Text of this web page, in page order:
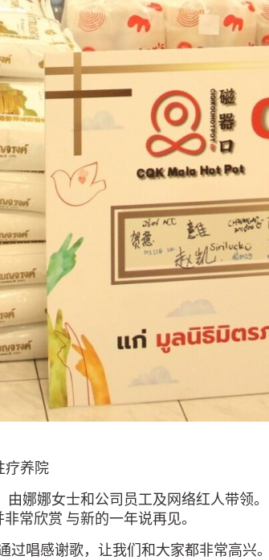
疗养院
娜娜女士和公司员工及网络红人带领
常欣赏 与新的一年说再见。
唱感谢歌，让我们和大家都非常高兴。